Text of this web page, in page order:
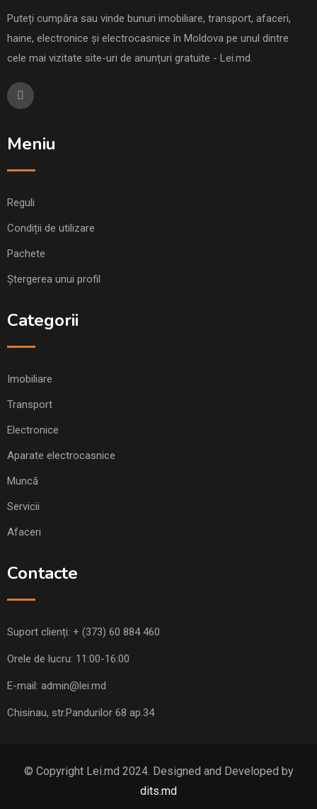
Puteți cumpăra sau vinde bunuri imobiliare, transport, afaceri,
haine, electronice și electrocasnice în Moldova pe unul dintre
cele mai vizitate site-uri de anunțuri gratuite - Lei.md.
Meniu
Reguli
Condiții de utilizare
Pachete
Ștergerea unui profil
Categorii
Imobiliare
Transport
Electronice
Aparate electrocasnice
Muncă
Servicii
Afaceri
Contacte
Suport clienți: + (373) 60 884 460
Orele de lucru: 11:00-16:00
E-mail: admin@lei.md
Chisinau, str.Pandurilor 68 ap.34
© Copyright Lei.md 2024. Designed and Developed by
dits.md